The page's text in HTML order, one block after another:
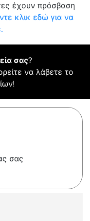
έχουν πρόσβαση
κλικ εδώ για να
σας?
να λάβετε το
σας